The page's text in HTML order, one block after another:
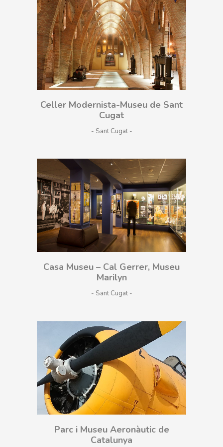
Celler Modernista-Museu de Sant
Cugat
- Sant Cugat
Casa Museu – Cal Gerrer, Museu
Marilyn
- Sant Cugat
Parc i Museu Aeronàutic de
Catalunya